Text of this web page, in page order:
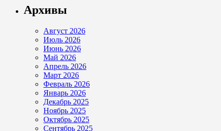
Архивы
Август 2026
Июль 2026
Июнь 2026
Май 2026
Апрель 2026
Март 2026
Февраль 2026
Январь 2026
Декабрь 2025
Ноябрь 2025
Октябрь 2025
Сентябрь 2025